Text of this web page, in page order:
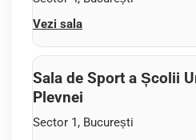
Vezi sala
Sala de Sport a Școlii
Plevnei
Sector 1, București